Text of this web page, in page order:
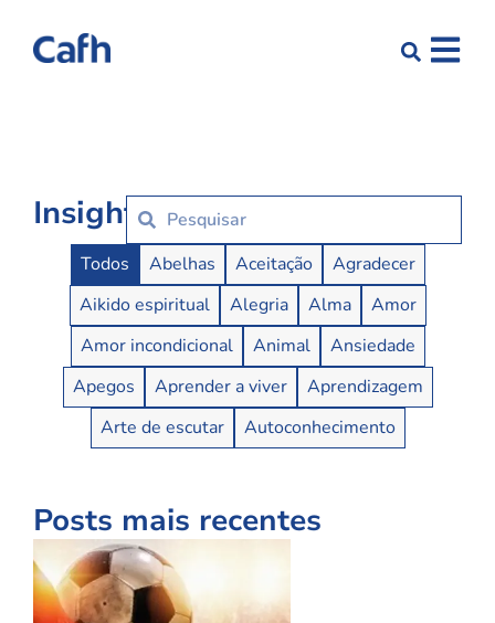
Insights
Insights Buttons
Todos Abelhas Aceitação
Agradecer
Aikido espiritual
Alegria Alma
Amor
Amor incondicional
Animal
Ansiedade
Apegos
Aprender a viver
Aprendizagem
Arte de escutar
Autoconhecimento
Posts mais recentes